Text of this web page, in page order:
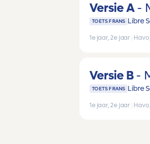
Versie A
TOETS FRANS Libre
1e jaar, 2e jaar
Versie B
TOETS FRANS Libre
1e jaar, 2e jaar